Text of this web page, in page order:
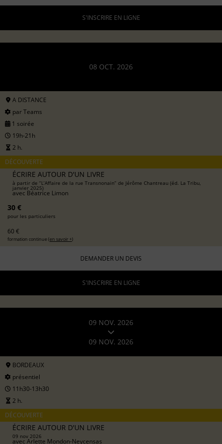
S'INSCRIRE EN LIGNE
08 OCT. 2026
A DISTANCE
par Teams
1 soirée
19h-21h
2 h.
DÉCOUVERTE
ÉCRIRE AUTOUR D'UN LIVRE
à partir de “L’Affaire de la rue Transnonain” de Jérôme Chantreau (éd. La Tribu,
janvier 2025)
avec Béatrice Limon
30 €
pour les particuliers
60 €
formation continue (en savoir +)
DEMANDER UN DEVIS
S'INSCRIRE EN LIGNE
09 NOV. 2026
09 NOV. 2026
BORDEAUX
présentiel
11h30-13h30
2 h.
DÉCOUVERTE
ÉCRIRE AUTOUR D'UN LIVRE
09 nov 2026
avec Arlette Mondon-Neycensas